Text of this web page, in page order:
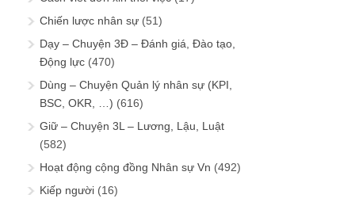
Chiến lược nhân sự (51)
Dạy – Chuyện 3Đ – Đánh giá, Đào tạo,
Động lực (470)
Dùng – Chuyện Quản lý nhân sự (KPI,
BSC, OKR, …) (616)
Giữ – Chuyện 3L – Lương, Lậu, Luật
(582)
Hoạt động cộng đồng Nhân sự Vn (492)
Kiếp người (16)